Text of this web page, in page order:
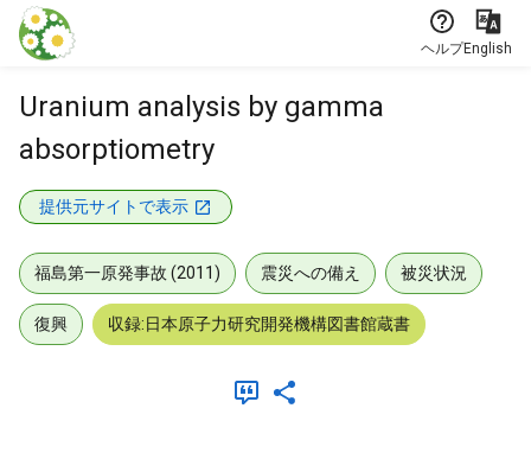
本文に飛ぶ
ヘルプEnglish
Uranium analysis by gamma
absorptiometry
提供元サイトで表示
福島第一原発事故 (2011) 震災への備え 被災状況
復興 収録:日本原子力研究開発機構図書館蔵書